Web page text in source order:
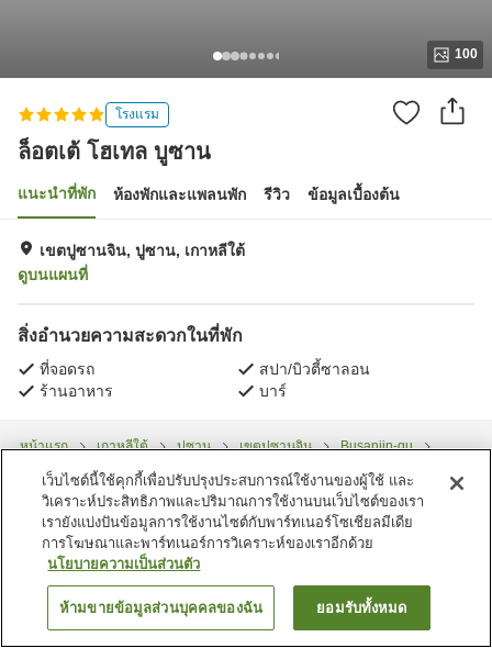
100
โรงแรม
ล็อตเต้ โฮเทล บูซาน
แนะนำที่พัก ห้องพักและแพลนพัก รีวิว ข้อมูลเบื้องต้น
เขตปูซานจิน, ปูซาน, เกาหลีใต้
ดูบนแผนที่
สิ่งอำนวยความสะดวกในที่พัก
ที่จอดรถ
สปา/บิวตี้ซาลอน
ร้านอาหาร
บาร์
หน้าแรก เกาหลีใต้ ปูซาน เขตปูซานจิน
Busanjin-gu
ล็อตเต้ โฮเทล บูซาน
ค้นหาห้องพัก
เว็บไซต์นี้ใช้คุกกี้เพื่อปรับปรุงประสบการณ์ใช้งานของผู้ใช้ และ
วิเคราะห์ประสิทธิภาพและปริมาณการใช้งานบนเว็บไซต์ของเรา
เรายังแบ่งปันข้อมูลการใช้งานไซต์กับพาร์ทเนอร์โซเชียลมีเดีย
การโฆษณาและพาร์ทเนอร์การวิเคราะห์ของเราอีกด้วย
นโยบายความเป็นส่วนตัว
ห้ามขายข้อมูลส่วนบุคคลของฉัน ยอมรับทั้งหมด